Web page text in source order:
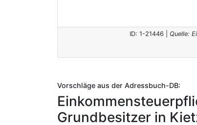
ID: 1-21446 | Quelle:
Vorschläge aus der Adressbuch-DB:
Grundbesitzer in